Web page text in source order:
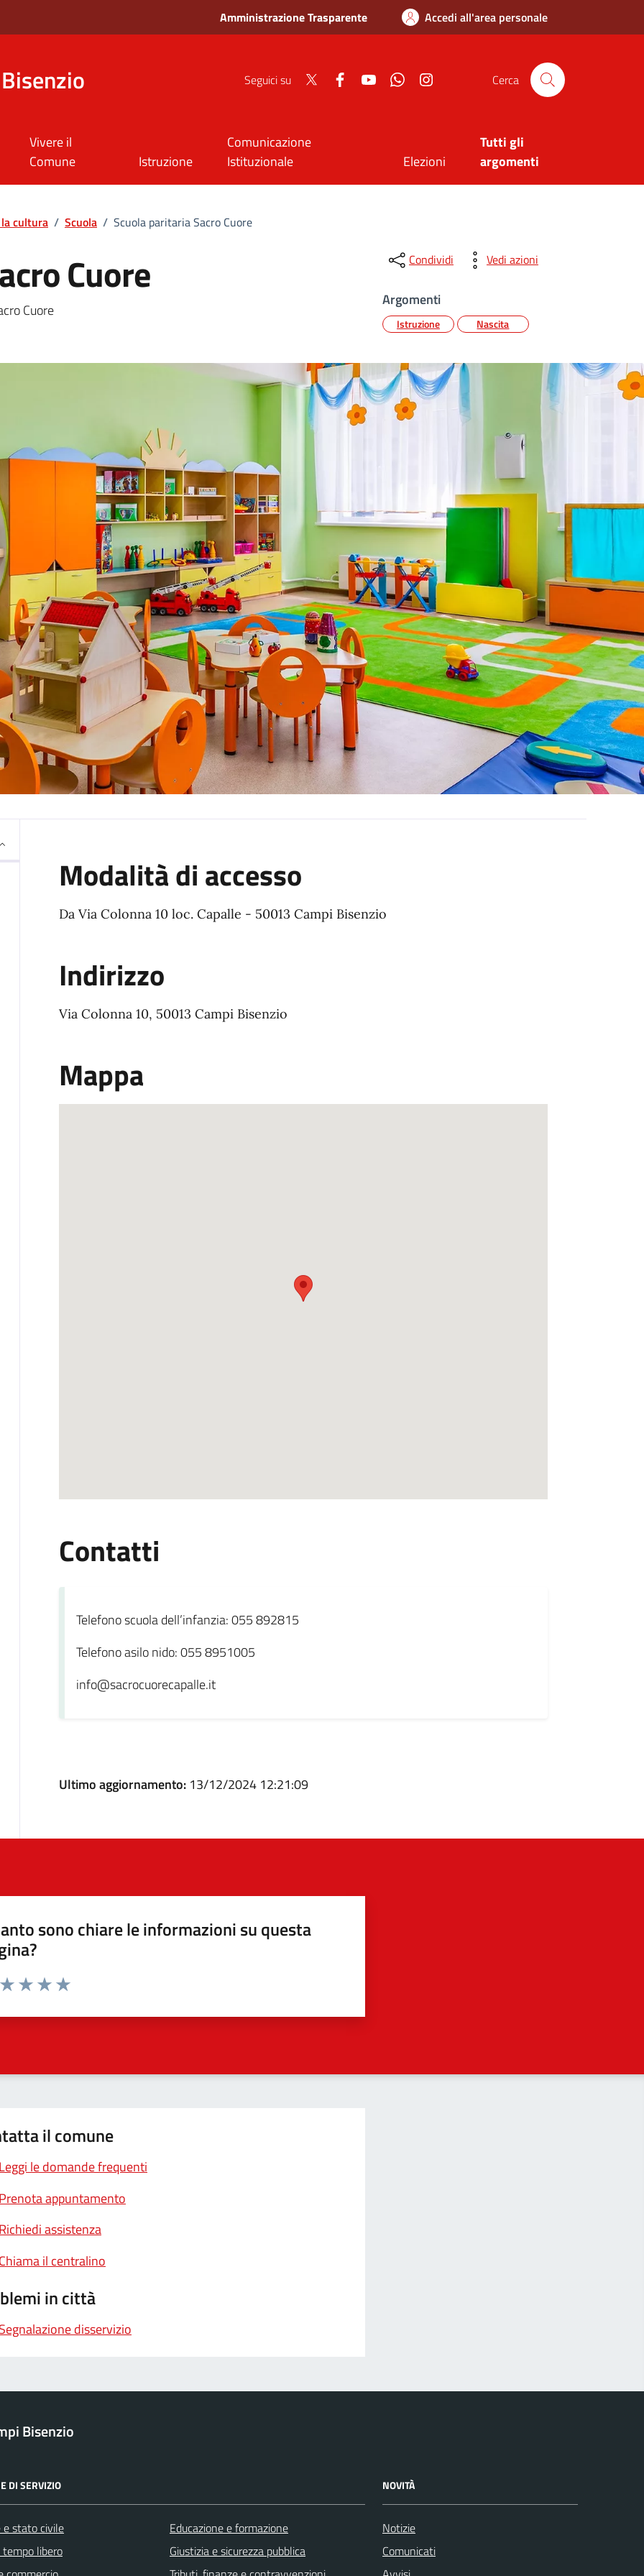
Amministrazione Trasparente Accedi all'area personale
Seguici su Twitter FacebookYoutube Whatsapp Cerca
Vivere il
Comune
Istruzione
Comunicazione
Istituzionale
Elezioni
Tutti gli
argomenti
cultura / Scuola / Scuola paritaria Sacro Cuore
Cuore
Cuore
Condividi Vedi azioni
Argomenti
Istruzione Nascita
Modalità di accesso
Da Via Colonna 10 loc. Capalle - 50013 Campi Bisenzio
Indirizzo
Via Colonna 10, 50013 Campi Bisenzio
Mappa
Contatti
Telefono‌ ‌scuola‌ ‌dell’infanzia:‌‌ ‌055‌ ‌892815‌ ‌
Telefono‌ ‌asilo‌ ‌nido:‌‌ ‌055‌ ‌8951005‌
info@sacrocuorecapalle.it
Ultimo aggiornamento: 13/12/2024 12:21:09
sono chiare le informazioni su questa
da 1 a 5 stelle la pagina
il comune
le domande frequenti
appuntamento
assistenza
il centralino
in città
disservizio
Bisenzio
DI SERVIZIO
e stato civile
libero
Educazione e formazione
Giustizia e sicurezza pubblica
NOVITÀ
Notizie
Comunicati